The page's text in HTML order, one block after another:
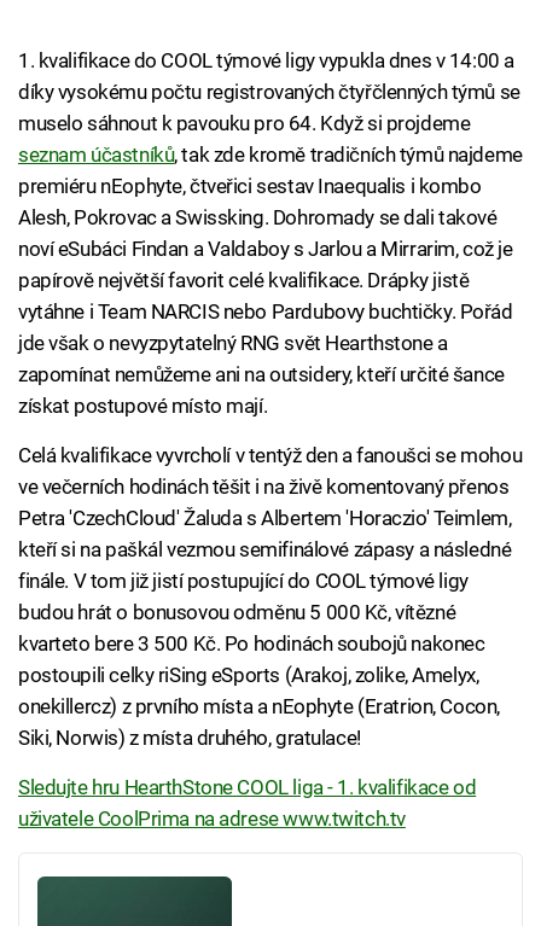
1. kvalifikace do COOL týmové ligy vypukla dnes v 14:00 a
díky vysokému počtu registrovaných čtyřčlenných týmů se
muselo sáhnout k pavouku pro 64. Když si projdeme
seznam účastníků, tak zde kromě tradičních týmů najdeme
premiéru nEophyte, čtveřici sestav Inaequalis i kombo
Alesh, Pokrovac a Swissking. Dohromady se dali takové
noví eSubáci Findan a Valdaboy s Jarlou a Mirrarim, což je
papírově největší favorit celé kvalifikace. Drápky jistě
vytáhne i Team NARCIS nebo Pardubovy buchtičky. Pořád
jde však o nevyzpytatelný RNG svět Hearthstone a
zapomínat nemůžeme ani na outsidery, kteří určité šance
získat postupové místo mají.
Celá kvalifikace vyvrcholí v tentýž den a fanoušci se mohou
ve večerních hodinách těšit i na živě komentovaný přenos
Petra 'CzechCloud' Žaluda s Albertem 'Horaczio' Teimlem,
kteří si na paškál vezmou semifinálové zápasy a následné
finále. V tom již jistí postupující do COOL týmové ligy
budou hrát o bonusovou odměnu 5 000 Kč, vítězné
kvarteto bere 3 500 Kč. Po hodinách soubojů nakonec
postoupili celky riSing eSports (Arakoj, zolike, Amelyx,
onekillercz) z prvního místa a nEophyte (Eratrion, Cocon,
Siki, Norwis) z místa druhého, gratulace!
Sledujte hru HearthStone COOL liga - 1. kvalifikace od
uživatele CoolPrima na adrese www.twitch.tv